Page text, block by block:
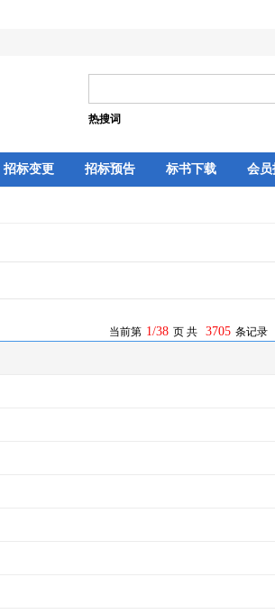
热搜词
招标变更 招标预告 标书下载 会员
当前第 1/38 页 共 3705 条记录